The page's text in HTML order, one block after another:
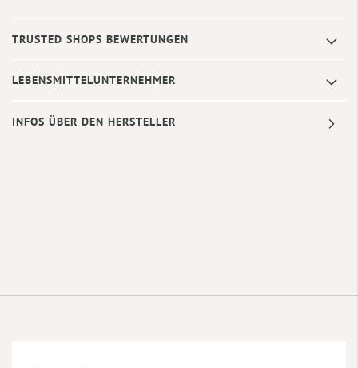
TRUSTED SHOPS BEWERTUNGEN
LEBENSMITTELUNTERNEHMER
INFOS ÜBER DEN HERSTELLER